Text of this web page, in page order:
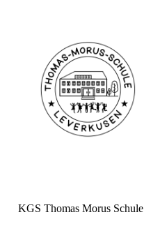
KGS Thomas Morus Schule